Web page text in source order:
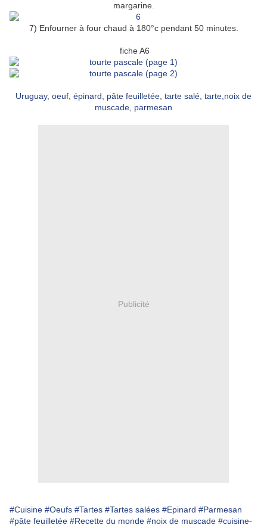
margarine.
7) Enfourner à four chaud à 180°c pendant 50 minutes.
fiche A6
Uruguay, oeuf épinard pâte feuilletée tarte salé tarte, noix de
muscade parmesan
Publicité
#Cuisine #Oeufs #Tartes #Tartes salées #Epinard #Parmesan
#pâte feuilletée #Recette du monde #noix de muscade #cuisine-